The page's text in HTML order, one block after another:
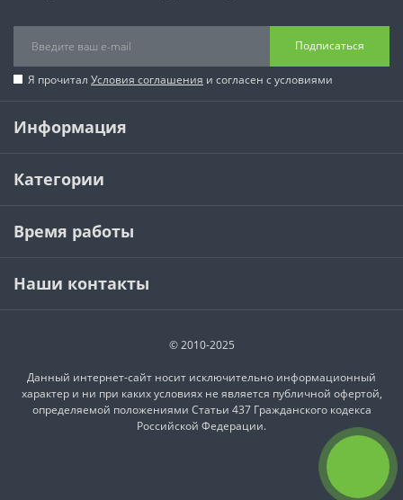
Подписаться
Я прочитал Условия соглашения и согласен с условиями
Информация
Категории
Время работы
Наши контакты
© 2010-2025
Данный интернет-сайт носит исключительно информационный
характер и ни при каких условиях не является публичной офертой,
определяемой положениями Статьи 437 Гражданского кодекса
Российской Федерации.